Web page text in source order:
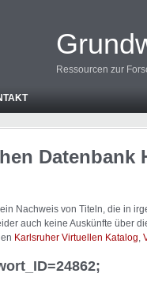
Ressourcen zur
Datenbank
Nachweis von Titeln, die in
auch keine Auskünfte über
Karlsruher Virtuellen Katalog